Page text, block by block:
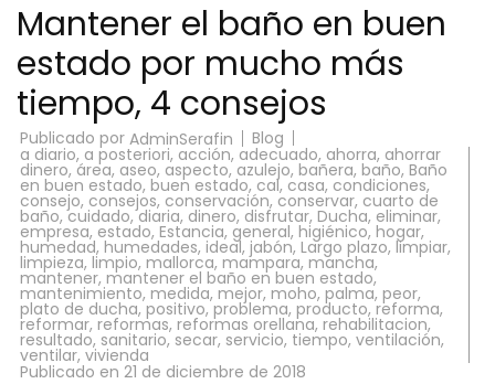
Mantener el baño en buen
estado por mucho más
tiempo, 4 consejos
Publicado por AdminSerafin Blog
a diario, a posteriori, acción, adecuado, ahorra, ahorrar
dinero, área, aseo, aspecto, azulejo, bañera, baño, Baño
en buen estado, buen estado, cal, casa, condiciones,
consejo, consejos, conservación, conservar, cuarto de
baño,cuidado,diaria, dinero, disfrutar, Ducha, eliminar,
empresa, estado, Estancia, general, higiénico, hogar,
humedad, humedades, ideal, jabón, Largo plazo, limpiar,
limpieza, limpio, mallorca, mampara, mancha,
mantener, mantener el baño en buen estado,
mantenimiento, medida, mejor, moho, palma, peor,
plato de ducha,positivo,problema, producto,reforma,
reformar, reformas, reformas orellana, rehabilitacion,
resultado, sanitario, secar, servicio, tiempo, ventilación,
ventilar, vivienda
Publicado en 21 de diciembre de 2018